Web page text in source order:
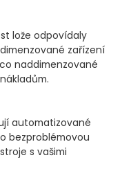
lože odpovídaly
zařízení
naddimenzované
automatizované
bezproblémovou
s vašimi